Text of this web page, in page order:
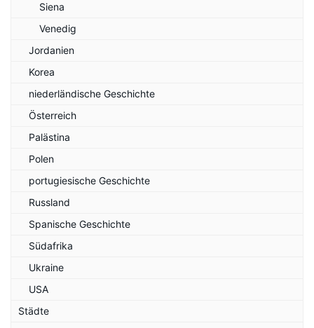
Siena
Venedig
Jordanien
Korea
niederländische Geschichte
Österreich
Palästina
Polen
portugiesische Geschichte
Russland
Spanische Geschichte
Südafrika
Ukraine
USA
Städte